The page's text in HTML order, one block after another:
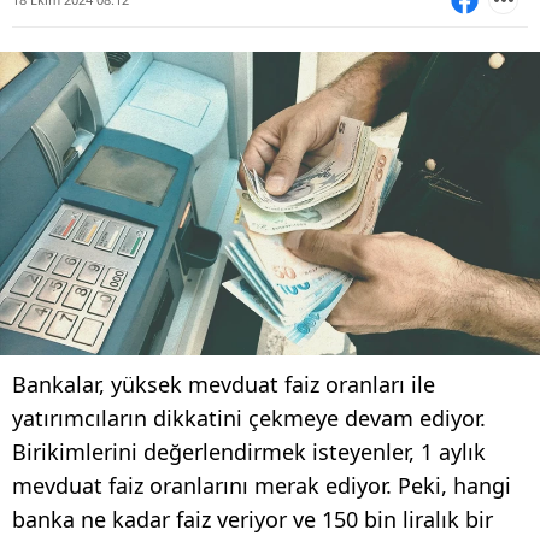
Bankalar, yüksek mevduat faiz oranları ile
yatırımcıların dikkatini çekmeye devam ediyor.
Birikimlerini değerlendirmek isteyenler, 1 aylık
mevduat faiz oranlarını merak ediyor. Peki, hangi
banka ne kadar faiz veriyor ve 150 bin liralık bir